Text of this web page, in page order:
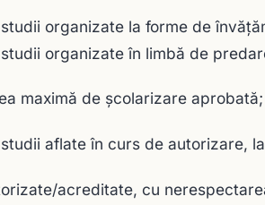
organizate la forme de
organizate în limbă de
maximă de şcolarizare aprobată;
aflate în curs de autorizare,
acreditate, cu